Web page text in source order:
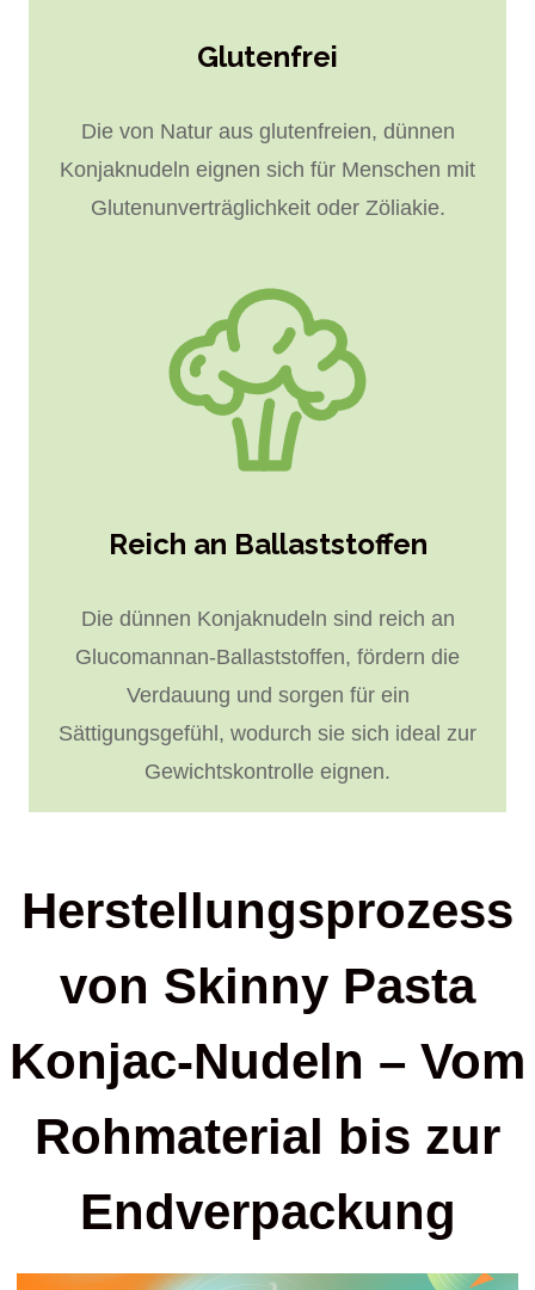
Glutenfrei
Die von Natur aus glutenfreien, dünnen
Konjaknudeln eignen sich für Menschen mit
Glutenunverträglichkeit oder Zöliakie.
Reich an Ballaststoffen
Die dünnen Konjaknudeln sind reich an
Glucomannan-Ballaststoffen, fördern die
Verdauung und sorgen für ein
Sättigungsgefühl, wodurch sie sich ideal zur
Gewichtskontrolle eignen.
Herstellungsprozess
von Skinny Pasta
Konjac-Nudeln – Vom
Rohmaterial bis zur
Endverpackung